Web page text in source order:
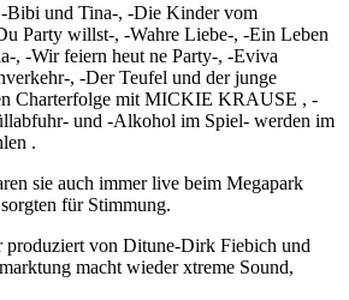
Bibi und Tina-, -Die Kinder vom
willst-, -Wahre Liebe-, -Ein Leben
, -Wir feiern heut ne Party-, -Eviva
, -Der Teufel und der junge
Charterfolge mit MICKIE KRAUSE , -
und -Alkohol im Spiel- werden im
.
sie auch immer live beim Megapark
für Stimmung.
produziert von Ditune-Dirk Fiebich und
macht wieder xtreme Sound,